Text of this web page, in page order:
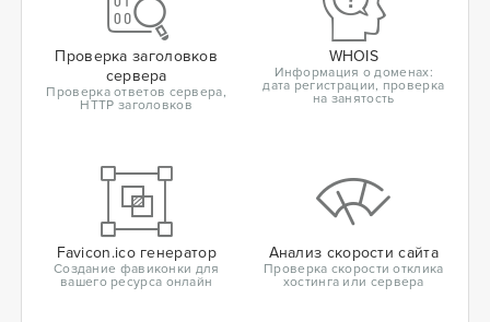
Проверка заголовков
сервера
Проверка ответов сервера,
HTTP заголовков
WHOIS
Информация о доменах:
дата регистрации, проверка
на занятость
Favicon.ico генератор
Создание фавиконки для
вашего ресурса онлайн
Анализ скорости сайта
Проверка скорости отклика
хостинга или сервера